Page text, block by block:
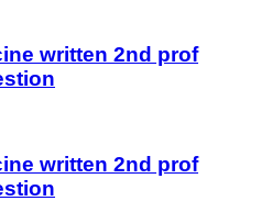
written 2nd prof
written 2nd prof